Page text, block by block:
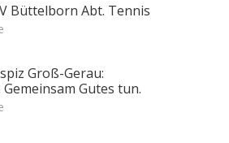
Büttelborn Abt. Tennis
Groß-Gerau:
Gutes tun.